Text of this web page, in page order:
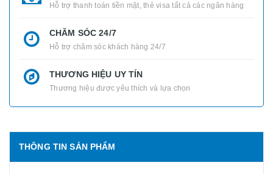
Hỗ trợ thanh toán tiền mặt, thẻ visa tất cả các ngân hàng
CHĂM SÓC 24/7
Hỗ trợ chăm sóc khách hàng 24/7
THƯƠNG HIỆU UY TÍN
Thương hiệu được yêu thích và lựa chọn
THÔNG TIN SẢN PHẨM